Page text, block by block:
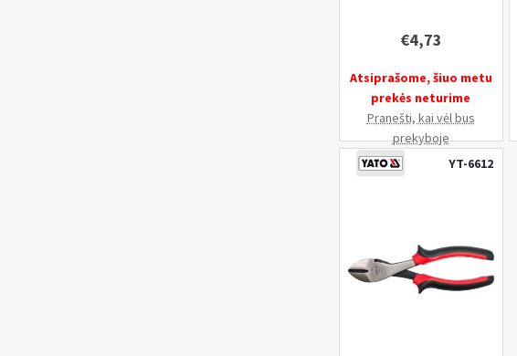
€4,73
Atsiprašome, šiuo metu
prekės neturime
Pranešti, kai vėl bus
prekyboje
YT-6612